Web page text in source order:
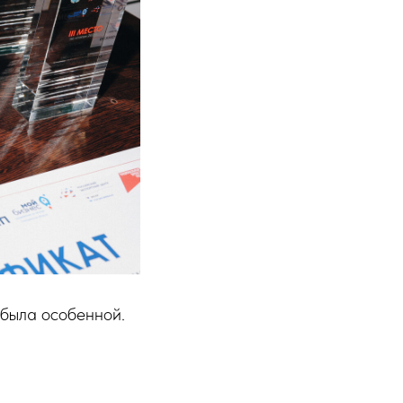
особенной.